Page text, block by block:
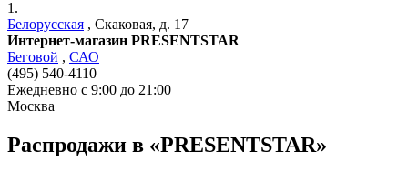
1.
Белорусская , Скаковая, д. 17
Интернет-магазин PRESENTSTAR
Беговой , САО
(495) 540-4110
Ежедневно с 9:00 до 21:00
Москва
Распродажи в «PRESENTSTAR»